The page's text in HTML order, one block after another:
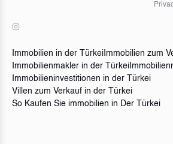
Immobilien in der Türkei Immobilien zum
Immobilienmakler in der Türkei
Immobilieninvestitionen in der Türkei
Villen zum Verkauf in der Türkei
So Kaufen Sie immobilien in Der Türkei